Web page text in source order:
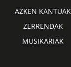
AZKEN KANTUAK
ZERRENDAK
MUSIKARIAK